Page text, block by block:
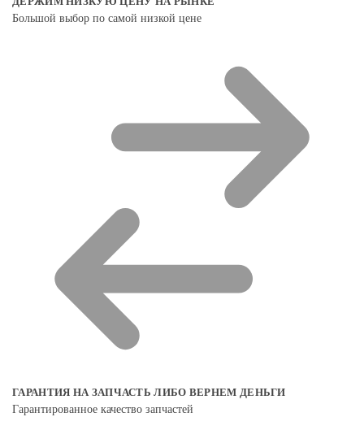
Большой выбор по самой низкой цене
ГАРАНТИЯ НА ЗАПЧАСТЬ ЛИБО ВЕРНЕМ ДЕНЬГИ
Гарантированное качество запчастей